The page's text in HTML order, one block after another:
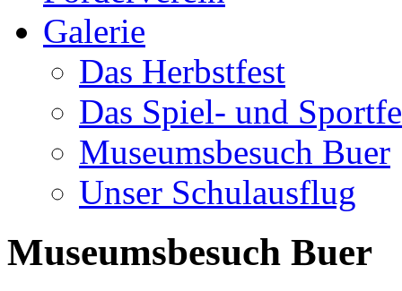
Galerie
Das Herbstfest
Das Spiel- und
Museumsbesuch Buer
Unser Schulausflug
Museumsbesuch Buer